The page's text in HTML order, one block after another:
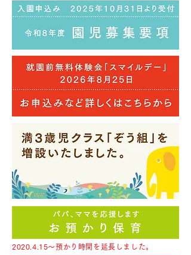
2020.4.15～預かり時間を延長しました。